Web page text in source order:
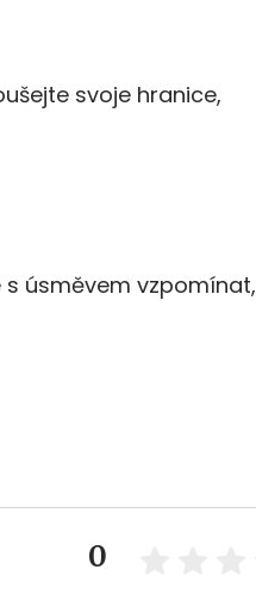
svoje hranice,
úsměvem vzpomínat,
0